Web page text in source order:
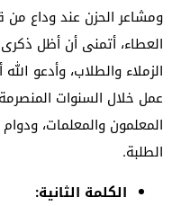
ومشاعر الحزن عند وداع
العطاء، أتمنى أن أظل
الزملاء والطلاب، وأدعو
عمل خلال السنوات
المعلمون والمعلمات،
الطلبة.
الكلمة الثانية: